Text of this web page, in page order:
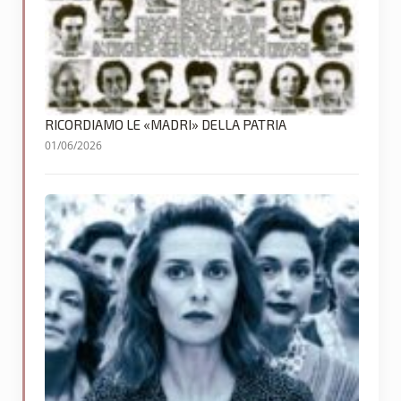
RICORDIAMO LE «MADRI» DELLA PATRIA
01/06/2026